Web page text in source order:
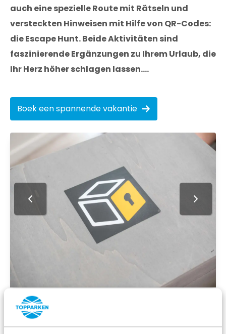
auch eine spezielle Route mit Rätseln und
versteckten Hinweisen mit Hilfe von QR-Codes:
die Escape Hunt. Beide Aktivitäten sind
faszinierende Ergänzungen zu Ihrem Urlaub, die
Ihr Herz höher schlagen lassen....
Boek een spannende vakantie
Escape Box